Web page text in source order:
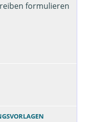
formulieren